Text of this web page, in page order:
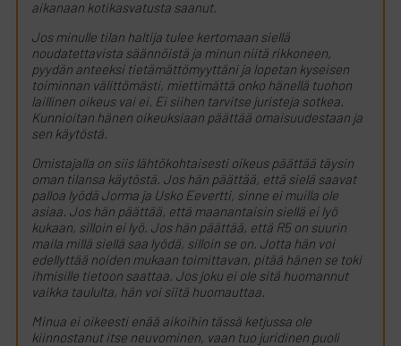
aikanaan kotikasvatusta saanut.
Jos minulle tilan haltija tulee kertomaan siellä
noudatettavista säännöistä ja minun niitä rikkoneen,
pyydän anteeksi tietämättömyyttäni ja lopetan kyseisen
toiminnan välittömästi, miettimättä onko hänellä tuohon
laillinen oikeus vai ei. Ei siihen tarvitse juristeja sotkea.
Kunnioitan hänen oikeuksiaan päättää omaisuudestaan ja
sen käytöstä.
Omistajalla on siis lähtökohtaisesti oikeus päättää täysin
oman tilansa käytöstä. Jos hän päättää, että sielä saavat
palloa lyödä Jorma ja Usko Eevertti, sinne ei muilla ole
asiaa. Jos hän päättää, että maanantaisin siellä ei lyö
kukaan, silloin ei lyö. Jos hän päättää, että R5 on suurin
maila millä siellä saa lyödä, silloin se on. Jotta hän voi
edellyttää noiden mukaan toimittavan, pitää hänen se toki
ihmisille tietoon saattaa. Jos joku ei ole sitä huomannut
vaikka taululta, hän voi siitä huomauttaa.
Minua ei oikeesti enää aikoihin tässä ketjussa ole
kiinnostanut itse neuvominen, vaan tuo juridinen puoli